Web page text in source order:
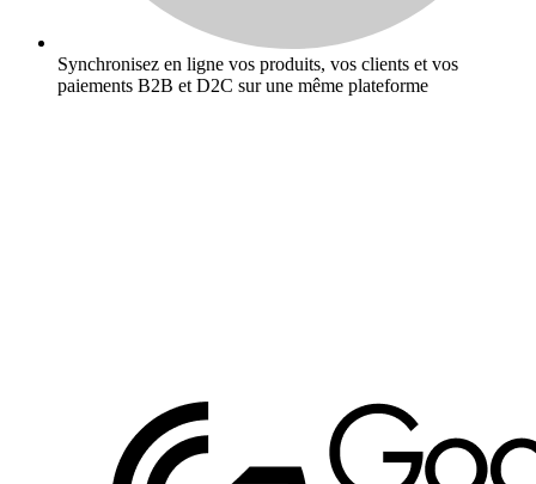
Synchronisez en ligne vos produits, vos clients et vos
paiements B2B et D2C sur une même plateforme